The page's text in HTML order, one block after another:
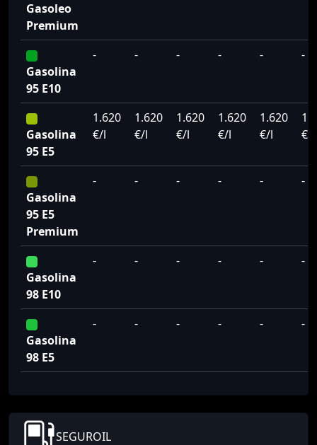
Gasoleo
Premium
Gasolina
95 E10
- - - - - -
Gasolina
95 E5
1.620
€/l
1.620
€/l
1.620
€/l
1.620
€/l
1.620
€/l
€/l
Gasolina
95 E5
Premium
- - - - - -
Gasolina
98 E10
- - - - - -
Gasolina
98 E5
- - - - - -
SEGUROIL